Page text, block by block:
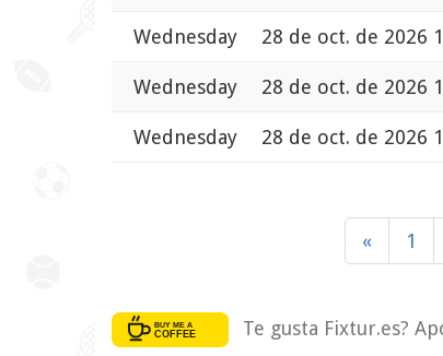
Wednesday 28 de oct. de 2026
Wednesday 28 de oct. de 2026
Wednesday 28 de oct. de 2026
« 1
Te gusta Fixtur.es?